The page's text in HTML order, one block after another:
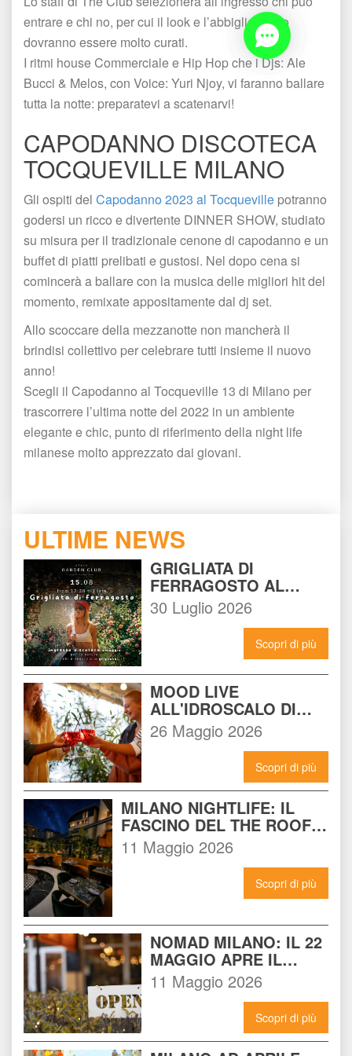
entrare e chi no, per cui il look e l’abbigliamento
dovranno essere molto curati.
I ritmi house Commerciale e Hip Hop che i Djs: Ale
Bucci & Melos, con Voice: Yuri Njoy, vi faranno ballare
tutta la notte: preparatevi a scatenarvi!
CAPODANNO DISCOTECA
TOCQUEVILLE MILANO
Gli ospiti del Capodanno 2023 al Tocqueville potranno
godersi un ricco e divertente DINNER SHOW, studiato
u misura per il tradizionale cenone di capodanno e un
buffet di piatti prelibati e gustosi. Nel dopo cena si
comincerà a ballare con la musica delle migliori hit del
momento, remixate appositamente dal dj set.
Allo scoccare della mezzanotte non mancherà il
brindisi collettivo per celebrare tutti insieme il nuovo
anno!
Scegli il Capodanno al Tocqueville 13 di Milano per
trascorrere l’ultima notte del 2022 in un ambiente
elegante e chic, punto di riferimento della night life
milanese molto apprezzato dai giovani.
ULTIME NEWS
GRIGLIATA DI
FERRAGOSTO AL
BEACH GARDEN CLUB
MILANO: LA FESTA DA
NON PERDERE DEL 15
30 Luglio 2026
Scopri di più
MOOD LIVE
ALL'IDROSCALO DI
MILANO: IL LOCALE
CHE DEVI CONOSCERE
26 Maggio 2026
Scopri di più
MILANO NIGHTLIFE: IL
FASCINO DEL THE ROOF
14 INCONTRA L'ENERGIA
DEL NOMAD
11 Maggio 2026
Scopri di più
NOMAD MILANO: IL 22
MAGGIO APRE IL
LOCALE CHE
CAMBIERÀ I VENERDÌ
SERA A MILANO
11 Maggio 2026
Scopri di più